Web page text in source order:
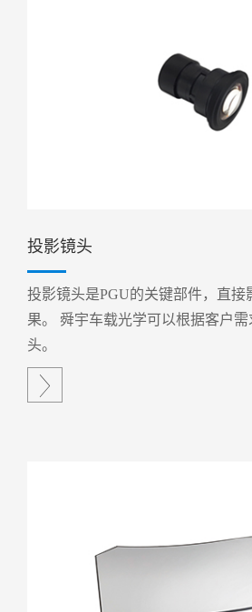
投影镜头
投影镜头是PGU的关键部件，直
果。 舜宇车载光学可以根据客户
头。
